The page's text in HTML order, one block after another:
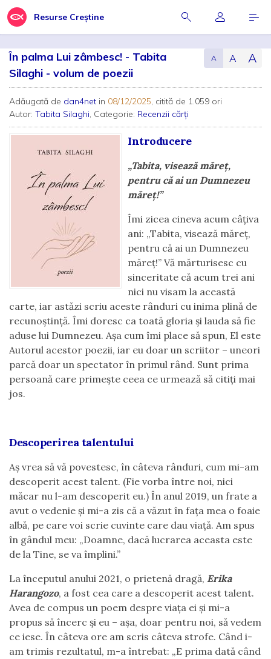
Resurse Creștine
În palma Lui zâmbesc! - Tabita
Silaghi - volum de poezii
A A A
Adăugată de dan4net in 08/12/2025, citită de 1.059 ori
Autor: Tabita Silaghi, Categorie: Recenzii cărți
Introducere
„Tabita, visează măreț,
pentru că ai un Dumnezeu
măreț!”
Îmi zicea cineva acum câțiva
ani: „Tabita, visează măreț,
pentru că ai un Dumnezeu
măreț!” Vă mărturisesc cu
sinceritate că acum trei ani
nici nu visam la această
carte, iar astăzi scriu aceste rânduri cu inima plină de
recunoștință. Îmi doresc ca toată gloria și lauda să fie
aduse lui Dumnezeu. Așa cum îmi place să spun, El este
Autorul acestor poezii, iar eu doar un scriitor – uneori
parcă doar un spectator în primul rând. Sunt prima
persoană care primește ceea ce urmează să citiți mai
jos.
Descoperirea talentului
Aș vrea să vă povestesc, în câteva rânduri, cum mi-am
descoperit acest talent. (Fie vorba între noi, nici
măcar nu l-am descoperit eu.) În anul 2019, un frate a
avut o vedenie și mi-a zis că a văzut în fața mea o foaie
albă, pe care voi scrie cuvinte care dau viață. Am spus
în gândul meu: „Doamne, dacă lucrarea aceasta este
de la Tine, se va împlini.”
La începutul anului 2021, o prietenă dragă, Erika
Harangozo, a fost cea care a descoperit acest talent.
Avea de compus un poem despre viața ei și mi-a
propus să încerc și eu – așa, doar pentru noi, să vedem
ce iese. În câteva ore am scris câteva strofe. Când i-
am trimis rezultatul, m-a întrebat: „E prima dată când